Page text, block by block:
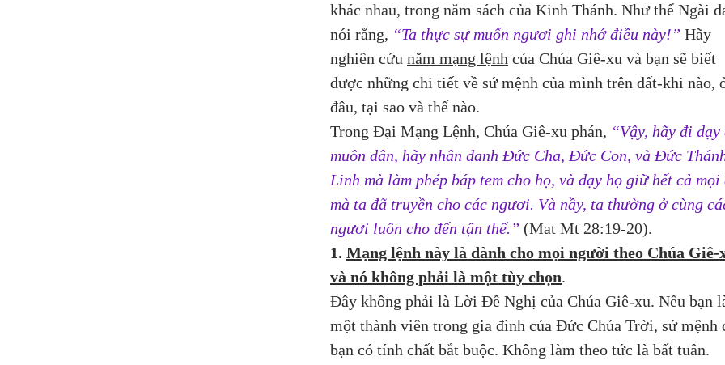
khác nhau, trong năm sách của Kinh Thánh. Như thể Ngài
nói rằng, “Ta thực sự muốn ngươi ghi nhớ điều này!” Hãy
nghiên cứu năm mạng lệnh của Chúa Giê-xu và bạn sẽ biết
được những chi tiết về sứ mệnh của mình trên đất-khi nào,
đâu, tại sao và thế nào.
Trong Đại Mạng Lệnh, Chúa Giê-xu phán, “Vậy, hãy đi dạy
muôn dân, hãy nhân danh Đức Cha, Đức Con, và Đức
Linh mà làm phép báp tem cho họ, và dạy họ giữ hết cả mọi
mà ta đã truyền cho các ngươi. Và nầy, ta thường ở cùng
ngươi luôn cho đến tận thế.” (Mat Mt 28:19-20).
1. Mạng lệnh này là dành cho mọi người theo Chúa Giê-
và nó không phải là một tùy chọn.
Đây không phải là Lời Đề Nghị của Chúa Giê-xu. Nếu bạn
một thành viên trong gia đình của Đức Chúa Trời, sứ mệnh
bạn có tính chất bắt buộc. Không làm theo tức là bất tuân.